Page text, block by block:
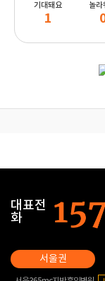
기대돼요
1
놀라
대표전
화